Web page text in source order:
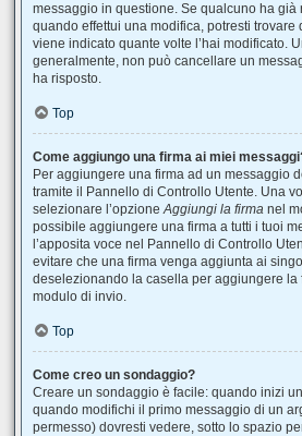
messaggio in questione. Se qualcuno ha già
quando effettui una modifica, potresti trovare
viene indicato quante volte l’hai modificato.
generalmente, non può cancellare un
ha risposto.
Top
Come aggiungo una firma ai miei
Per aggiungere una firma ad un messaggio
tramite il Pannello di Controllo Utente. Una
selezionare l’opzioneAggiungi la firma nel
possibile aggiungere una firma a tutti i tuoi
l’apposita voce nel Pannello di Controllo
evitare che una firma venga aggiunta ai
deselezionando la casella per aggiungere la
modulo di invio.
Top
Come creo un sondaggio?
Creare un sondaggio è facile: quando inizi
quando modifichi il primo messaggio di un
permesso) dovresti vedere, sotto lo spazio